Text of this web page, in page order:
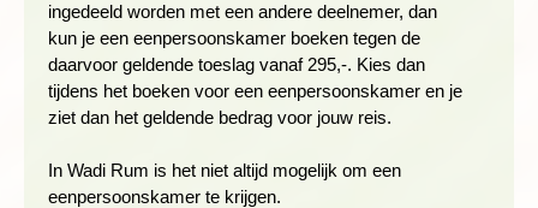
ingedeeld worden met een andere deelnemer, dan
kun je een eenpersoonskamer boeken tegen de
daarvoor geldende toeslag vanaf 295,-. Kies dan
tijdens het boeken voor een eenpersoonskamer en je
ziet dan het geldende bedrag voor jouw reis.
In Wadi Rum is het niet altijd mogelijk om een
eenpersoonskamer te krijgen.